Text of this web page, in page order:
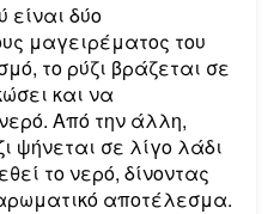
δύο
μαγειρέματος του
το ρύζι βράζεται σε
και να
Από την άλλη,
ψήνεται σε λίγο λάδι
το νερό, δίνοντας
αποτέλεσμα.